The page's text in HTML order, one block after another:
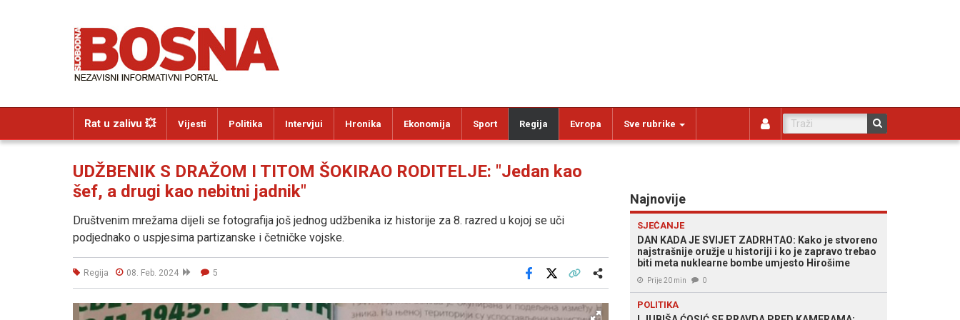
Rat u zalivu 💥 Vijesti Politika Intervjui Hronika Ekonomija Sport Regija Evropa Sve rubrike
UDŽBENIK S DRAŽOM I TITOM ŠOKIRAO RODITELJE: "Jedan kao
šef, a drugi kao nebitni jadnik"
Društvenim mrežama dijeli se fotografija još jednog udžbenika iz historije za 8. razred u kojoj se uči
podjednako o uspjesima partizanske i četničke vojske.
Regija 08. Feb. 2024 5
Facebook
Najnovije
SJEĆANJE
DAN KADA JE SVIJET ZADRHTAO: Kako je stvoreno
najstrašnije oružje u historiji i ko je zapravo trebao
biti meta nuklearne bombe umjesto Hirošime
Prije 20 min 0
POLITIKA